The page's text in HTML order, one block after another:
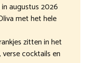
augustus 2026
met het hele
zitten in het
cocktails en